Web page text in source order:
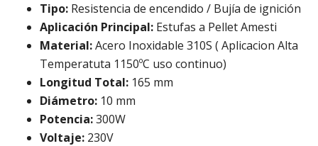
Tipo: Resistencia de encendido / Bujía de ignición
Aplicación Principal: Estufas a Pellet Amesti
Material:Acero Inoxidable 310S ( Aplicacion Alta
Temperatuta 1150ºC uso continuo)
Longitud Total: 165 mm
Diámetro: 10 mm
Potencia:300W
Voltaje: 230V